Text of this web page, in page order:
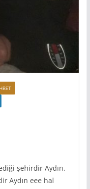
şehirdir Aydın.
Aydın eee hal